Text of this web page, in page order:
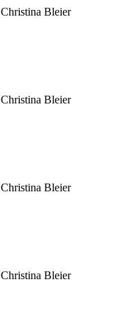
Christina Bleier
Christina Bleier
Christina Bleier
Christina Bleier